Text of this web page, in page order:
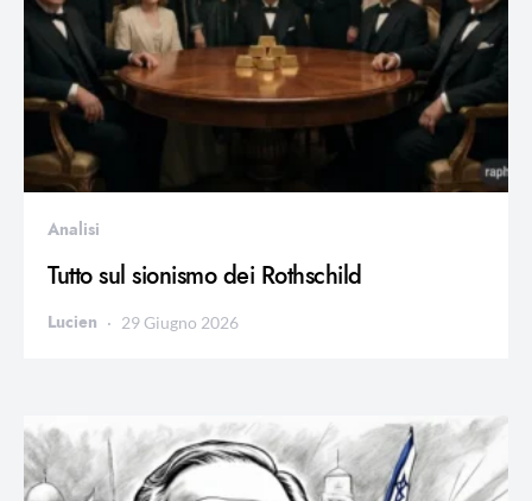
Analisi
Tutto sul sionismo dei Rothschild
Lucien 29 Giugno 2026